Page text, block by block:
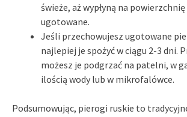
świeże, aż wypłyną na
ugotowane.
Jeśli przechowujesz ugotowane
najlepiej je spożyć w ciągu 2-3 dni.
możesz je podgrzać na patelni, w
ilością wody lub w mikrofalówce.
Podsumowując, pierogi ruskie to